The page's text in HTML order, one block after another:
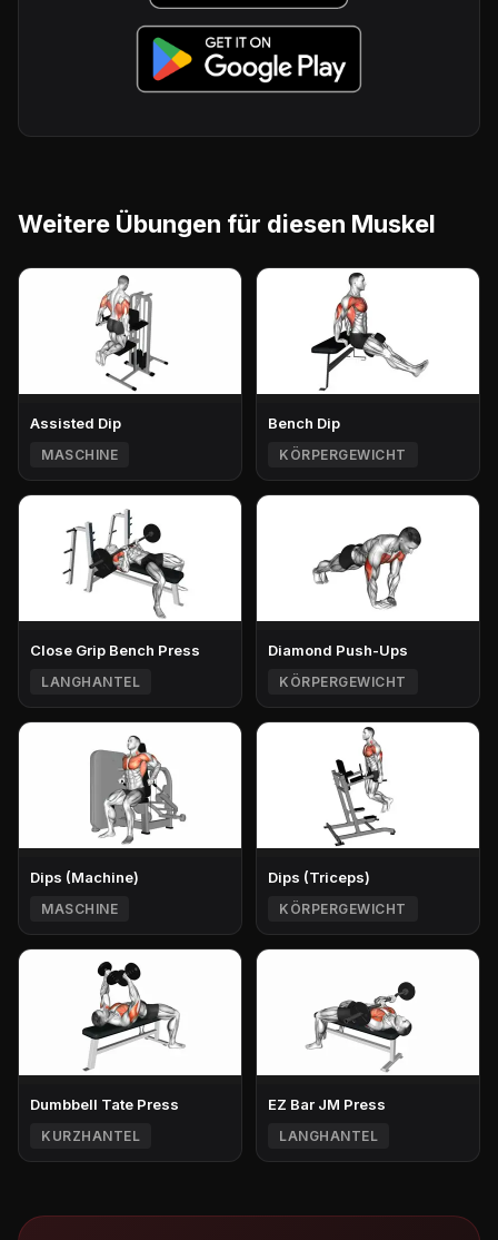
Weitere Übungen für diesen Muskel
Assisted Dip
MASCHINE
Bench Dip
KÖRPERGEWICHT
Close Grip Bench Press
LANGHANTEL
Diamond Push-Ups
KÖRPERGEWICHT
Dips (Machine)
MASCHINE
Dips (Triceps)
KÖRPERGEWICHT
Dumbbell Tate Press
KURZHANTEL
EZ Bar JM Press
LANGHANTEL